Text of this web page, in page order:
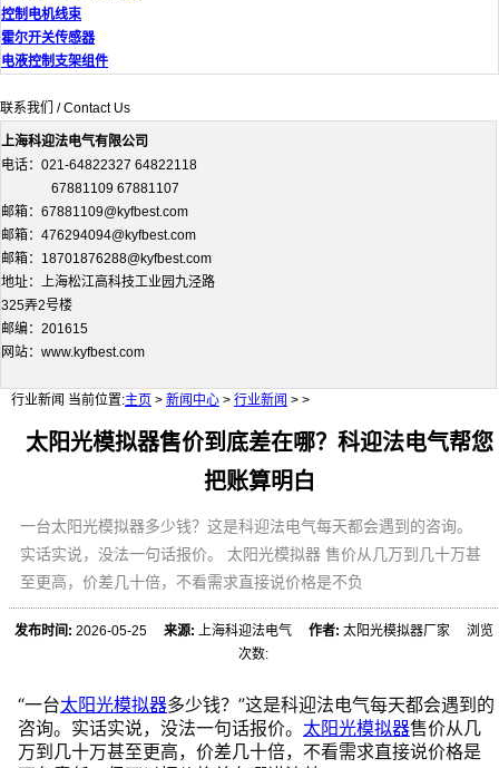
控制电机线束
霍尔开关传感器
电液控制支架组件
联系我们 / Contact Us
上海科迎法电气有限公司
电话：021-64822327 64822118
67881109 67881107
邮箱：67881109@kyfbest.com
邮箱：476294094@kyfbest.com
邮箱：18701876288@kyfbest.com
地址：上海松江高科技工业园九泾路
325弄2号楼
邮编：201615
网站：www.kyfbest.com
行业新闻 当前位置:主页 > 新闻中心 > 行业新闻 > >
太阳光模拟器售价到底差在哪？科迎法电气帮您
把账算明白
一台太阳光模拟器多少钱？这是科迎法电气每天都会遇到的咨询。
实话实说，没法一句话报价。 太阳光模拟器 售价从几万到几十万甚
至更高，价差几十倍，不看需求直接说价格是不负
发布时间: 2026-05-25 来源: 上海科迎法电气 作者: 太阳光模拟器厂家 浏览
次数:
“一台太阳光模拟器多少钱？”这是科迎法电气每天都会遇到的
咨询。实话实说，没法一句话报价。 太阳光模拟器售价从几
万到几十万甚至更高，价差几十倍，不看需求直接说价格是